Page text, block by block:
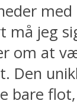
må jeg
om at
Den
bare